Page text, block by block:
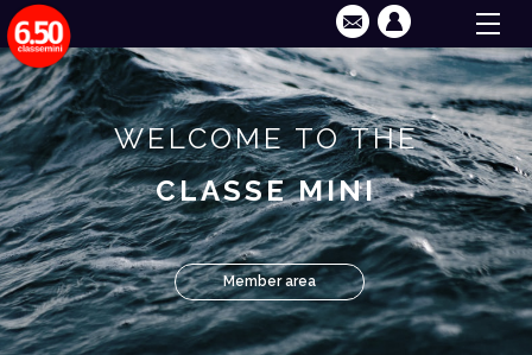
WELCOME TO THE
CLASSE MINI
Member area